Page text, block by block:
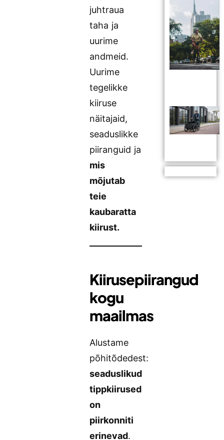
juhtraua
taha ja
uurime
andmeid.
Uurime
tegelikke
kiiruse
näitajaid,
seaduslikke
piiranguid ja
mis
mõjutab
teie
kaubaratta
kiirust.
Kiirusepiirangud
kogu
maailmas
Alustame
põhitõdedest:
seaduslikud
tippkiirused
on
piirkonniti
erinevad.